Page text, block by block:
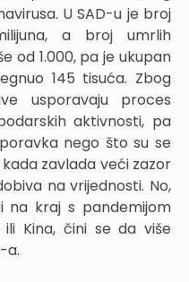
U SAD-u je broj
a broj umrlih
od 1.000, pa je ukupan
145 tisuća. Zbog
usporavaju proces
aktivnosti, pa
nego što su se
zavlada veći zazor
na vrijednosti. No,
na kraj s pandemijom
Kina, čini se da više
a.